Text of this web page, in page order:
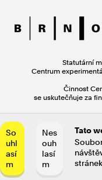
Statutární
Centrum
Činnost
se uskutečňuje za
Text: Miroslav Oščatka /
Hensl © 2021
So
uhl
así
m
Nes
ouh
lasí
m
Tato